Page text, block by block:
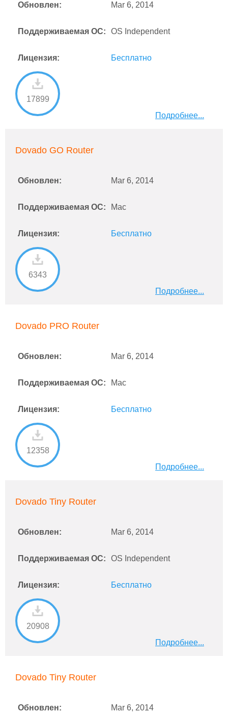
Обновлен: Mar 6, 2014
Поддерживаемая ОС: OS Independent
Лицензия: Бесплатно
17899
Подробнее...
Dovado GO Router
Обновлен: Mar 6, 2014
Поддерживаемая ОС: Mac
Лицензия: Бесплатно
6343
Подробнее...
Dovado PRO Router
Обновлен: Mar 6, 2014
Поддерживаемая ОС: Mac
Лицензия: Бесплатно
12358
Подробнее...
Dovado Tiny Router
Обновлен: Mar 6, 2014
Поддерживаемая ОС: OS Independent
Лицензия: Бесплатно
20908
Подробнее...
Dovado Tiny Router
Обновлен: Mar 6, 2014